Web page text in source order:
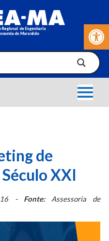
Barra de
de
XXI
- Fonte:Assessoria de